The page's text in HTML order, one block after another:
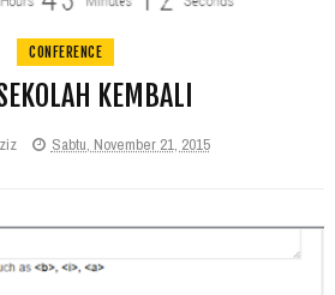
CONFERENCE
KEMBALI
Sabtu, November 21, 2015